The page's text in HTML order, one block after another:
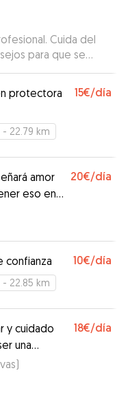
Cuida del
para que se
protectora
15€/día
- 22.79 km
amor
eso en
malas.”
20€/día
confianza 10€/día
- 22.85 km
y cuidado
una
18€/día
)